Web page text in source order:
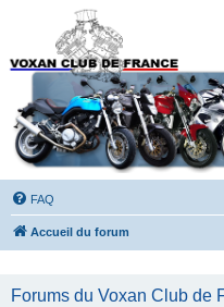
Forums du Voxan
de France
FAQ
Accueil du forum
Forums du Voxan Club de